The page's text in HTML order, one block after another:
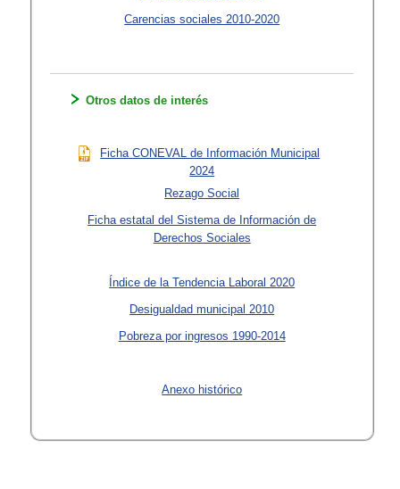
Carencias sociales 2010-2020
Otros datos de interés
Ficha CONEVAL de Información Municipal
2024
Rezago Social
Ficha estatal del Sistema de Información de
Derechos Sociales
Índice de la Tendencia Laboral 2020
Desigualdad municipal 2010
Pobreza por ingresos 1990-2014
Anexo histórico